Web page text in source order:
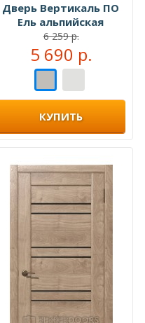
Дверь Вертикаль ПО
Ель альпийская
6 259 р.
5 690 р.
КУПИТЬ